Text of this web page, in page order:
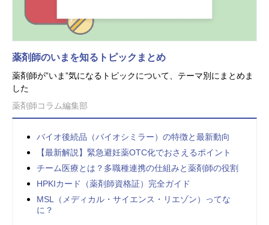
薬剤師のいまを知るトピックまとめ
薬剤師が”いま”気になるトピックについて、テーマ別にまとめま
した
薬剤師コラム編集部
バイオ後続品（バイオシミラー）の特徴と最新動向
【最新解説】緊急避妊薬OTC化でおさえるポイント
チーム医療とは？多職種連携の仕組みと薬剤師の役割
HPKIカード（薬剤師資格証）完全ガイド
MSL（メディカル・サイエンス・リエゾン）ってな
に？